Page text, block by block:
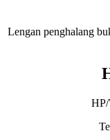
Lengan penghalang